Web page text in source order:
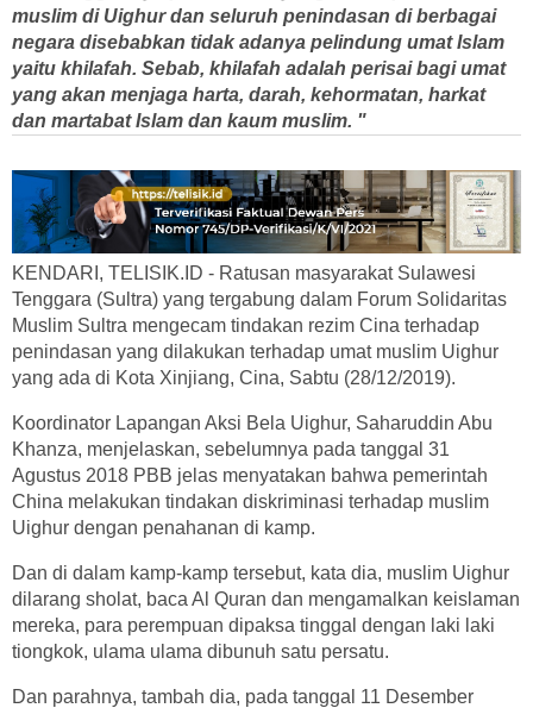
muslim di Uighur dan seluruh penindasan di berbagai
negara disebabkan tidak adanya pelindung umat Islam
yaitu khilafah. Sebab, khilafah adalah perisai bagi umat
yang akan menjaga harta, darah, kehormatan, harkat
dan martabat Islam dan kaum muslim. "
KENDARI, TELISIK.ID - Ratusan masyarakat Sulawesi
Tenggara (Sultra) yang tergabung dalam Forum Solidaritas
Muslim Sultra mengecam tindakan rezim Cina terhadap
penindasan yang dilakukan terhadap umat muslim Uighur
yang ada di Kota Xinjiang, Cina, Sabtu (28/12/2019).
Koordinator Lapangan Aksi Bela Uighur, Saharuddin Abu
Khanza, menjelaskan, sebelumnya pada tanggal 31
Agustus 2018 PBB jelas menyatakan bahwa pemerintah
China melakukan tindakan diskriminasi terhadap muslim
Uighur dengan penahanan di kamp.
Dan di dalam kamp-kamp tersebut, kata dia, muslim Uighur
dilarang sholat, baca Al Quran dan mengamalkan keislaman
mereka, para perempuan dipaksa tinggal dengan laki laki
tiongkok, ulama ulama dibunuh satu persatu.
Dan parahnya, tambah dia, pada tanggal 11 Desember